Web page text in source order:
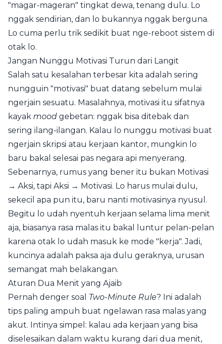
"magar-mageran" tingkat dewa, tenang dulu. Lo
nggak sendirian, dan lo bukannya nggak berguna.
Lo cuma perlu trik sedikit buat nge-reboot sistem di
otak lo.
Jangan Nunggu Motivasi Turun dari Langit
Salah satu kesalahan terbesar kita adalah sering
nungguin "motivasi" buat datang sebelum mulai
ngerjain sesuatu. Masalahnya, motivasi itu sifatnya
kayak mood gebetan: nggak bisa ditebak dan
sering ilang-ilangan. Kalau lo nunggu motivasi buat
ngerjain skripsi atau kerjaan kantor, mungkin lo
baru bakal selesai pas negara api menyerang.
Sebenarnya, rumus yang bener itu bukan Motivasi
→ Aksi, tapi Aksi → Motivasi. Lo harus mulai dulu,
sekecil apa pun itu, baru nanti motivasinya nyusul.
Begitu lo udah nyentuh kerjaan selama lima menit
aja, biasanya rasa malas itu bakal luntur pelan-pelan
karena otak lo udah masuk ke mode "kerja". Jadi,
kuncinya adalah paksa aja dulu geraknya, urusan
semangat mah belakangan.
Aturan Dua Menit yang Ajaib
Pernah denger soal Two-Minute Rule? Ini adalah
tips paling ampuh buat ngelawan rasa malas yang
akut. Intinya simpel: kalau ada kerjaan yang bisa
diselesaikan dalam waktu kurang dari dua menit,